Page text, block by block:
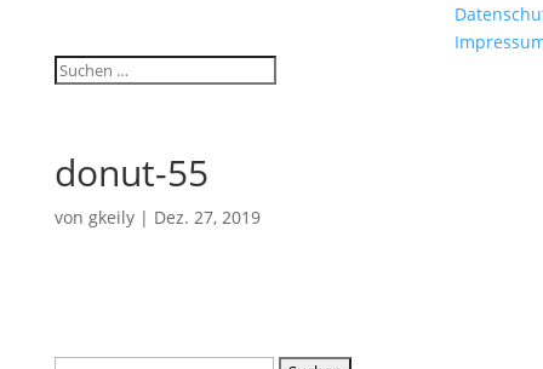
donut-55
von gkeily| Dez. 27, 2019